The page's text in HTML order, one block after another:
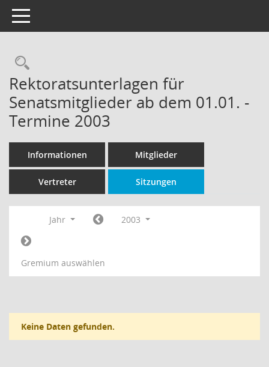
Toggle navigation
Rechercheauswahl
Rektoratsunterlagen für
Senatsmitglieder ab dem 01.01. -
Termine 2003
Informationen Mitglieder
Vertreter Sitzungen
Jahr 2003
Gremium auswählen
Keine Daten gefunden.